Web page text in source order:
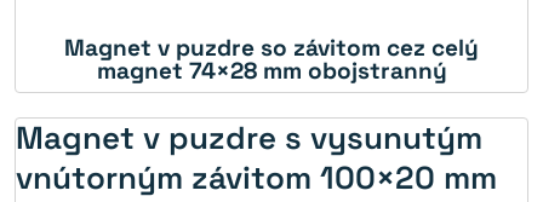
Magnet v puzdre so závitom cez celý
magnet 74×28 mm obojstranný
Magnet v puzdre s vysunutým
vnútorným závitom 100×20 mm